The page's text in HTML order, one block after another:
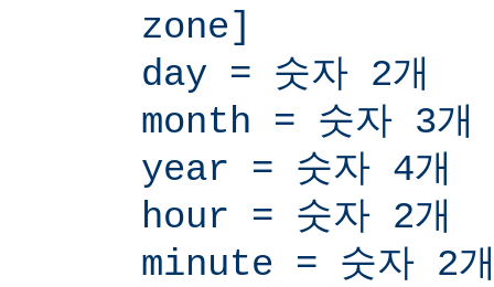
zone]
day = 숫자 2개
month = 숫자 3개
year = 숫자 4개
hour = 숫자 2개
minute = 숫자 2